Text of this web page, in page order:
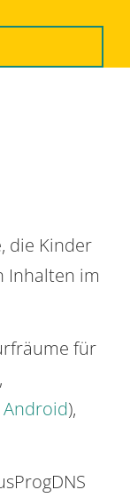
die Kinder
Inhalten im
für
Android),